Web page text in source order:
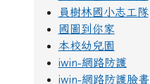
員樹林國小志工隊
國圖到你家
本校幼兒園
iwin-網路防護
iwin-網路防護臉書